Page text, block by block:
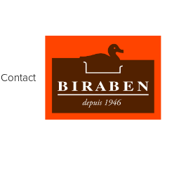
Contact